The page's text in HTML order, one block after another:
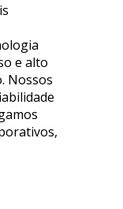
e alto
Nossos